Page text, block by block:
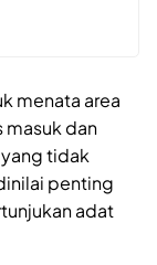
menata area
masuk dan
tidak
penting
adat